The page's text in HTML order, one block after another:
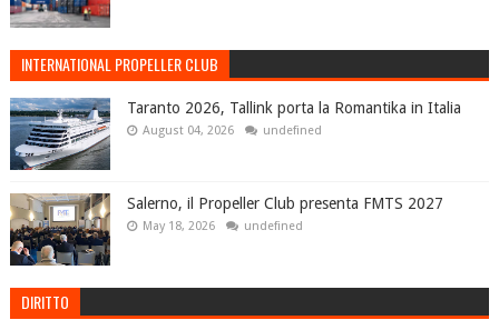
INTERNATIONAL PROPELLER CLUB
Taranto 2026, Tallink porta la Romantika in Italia
August 04, 2026 undefined
Salerno, il Propeller Club presenta FMTS 2027
May 18, 2026 undefined
DIRITTO